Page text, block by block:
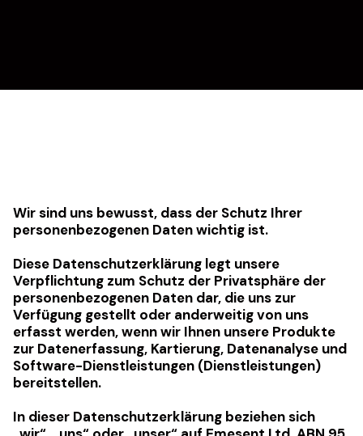
Wir sind uns bewusst, dass der Schutz Ihrer
personenbezogenen Daten wichtig ist.
Diese Datenschutzerklärung legt unsere
Verpflichtung zum Schutz der Privatsphäre der
personenbezogenen Daten dar, die uns zur
Verfügung gestellt oder anderweitig von uns
erfasst werden, wenn wir Ihnen unsere Produkte
zur Datenerfassung, Kartierung, Datenanalyse und
Software-Dienstleistungen (Dienstleistungen)
bereitstellen.
In dieser Datenschutzerklärung beziehen sich